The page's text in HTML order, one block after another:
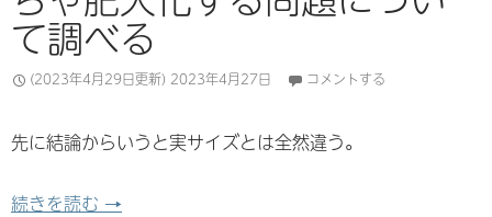
て調べる
(2023年4月29日更新) 2023年4月27日 コメントする
先に結論からいうと実サイズとは全然違う。
続きを読む Cache Storage がめちゃくちゃ肥大化する問題
→